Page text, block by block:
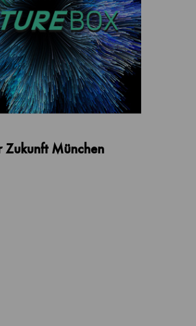
Zukunft München